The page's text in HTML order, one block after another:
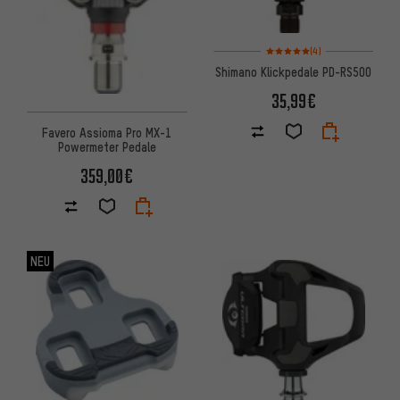
Favero Assioma Pro MX-1
Powermeter Pedale
359,00€
Bewertungen: 5 von 5
(4)
Shimano Klickpedale PD-RS500
35,99€
NEU